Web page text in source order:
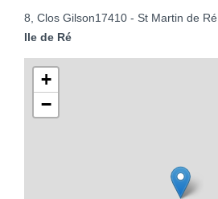
8, Clos Gilson17410 - St Martin de Ré
Ile de Ré
+
−